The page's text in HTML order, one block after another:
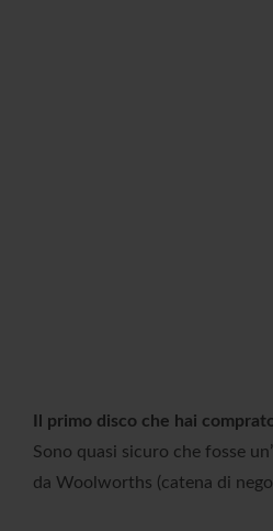
Il primo disco che hai
Sono quasi sicuro che fosse
da Woolworths (catena di